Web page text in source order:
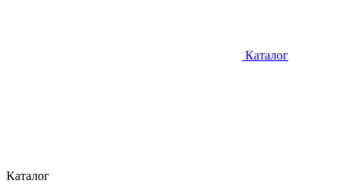
Каталог
Каталог